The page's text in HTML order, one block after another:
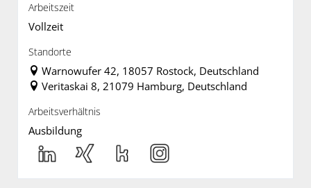
Arbeitszeit
Vollzeit
Standorte
Warnowufer 42, 18057 Rostock, Deutschland
Veritaskai 8, 21079 Hamburg, Deutschland
Arbeitsverhältnis
Ausbildung